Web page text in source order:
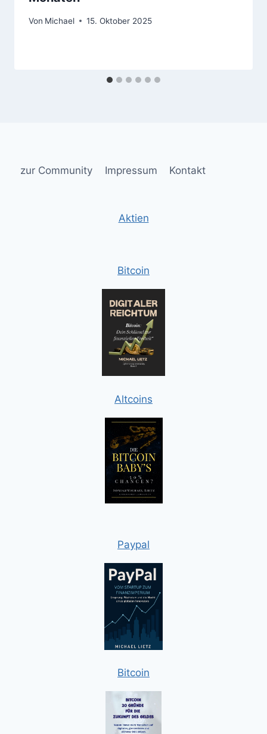
Von Michael 15. Oktober 2025
zur Community Impressum Kontakt
Aktien
Bitcoin
Altcoins
Paypal
Bitcoin